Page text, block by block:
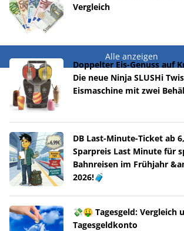
Vergleich
Alle anzeigen
Doppelter Eis-Genuss auf
Die neue Ninja SLUSHi
Eismaschine mit zwei
DB Last-Minute-Ticket ab
Sparpreis Last Minute für
Bahnreisen im Frühjahr
2026!🧳
💸🤑 Tagesgeld: Vergleich
Tagesgeldkonto